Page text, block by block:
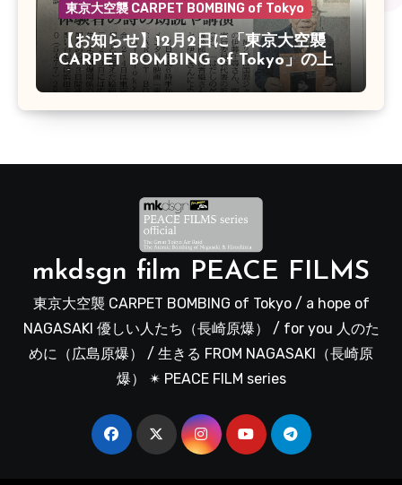
東京大空襲 CARPET BOMBING of Tokyo
【お知らせ】12月2日に「東京大空襲
CARPET BOMBING of Tokyo」の上
映会があります
mkdsgn film PEACE FILMS
東京大空襲 CARPET BOMBING of Tokyo / a hope of
NAGASAKI 優しい人たち（長崎原爆） / for you 人のた
めに（広島原爆） / 生きる FROM NAGASAKI（長崎原
爆） ✴︎ PEACE FILM series